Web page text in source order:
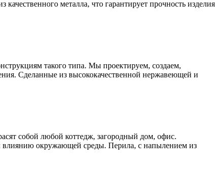
металла, что гарантирует прочность изделия
такого типа. Мы проектируем, создаем,
Сделанные из высококачественной нержавеющей и
собой любой коттедж, загородный дом, офис.
влиянию окружающей среды. Перила, с напылением из